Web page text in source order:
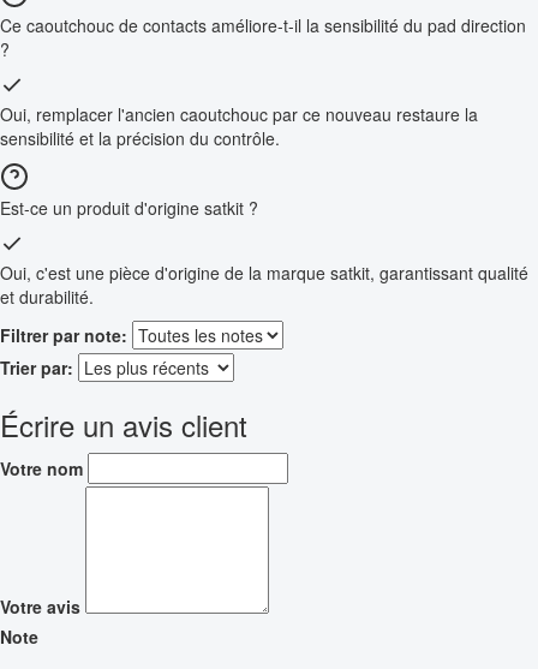
Ce caoutchouc de contacts améliore-t-il la sensibilité du pad direction
?
Oui, remplacer l'ancien caoutchouc par ce nouveau restaure la
sensibilité et la précision du contrôle.
Est-ce un produit d'origine satkit ?
Oui, c'est une pièce d'origine de la marque satkit, garantissant qualité
et durabilité.
Filtrer par note:
Trier par:
Écrire un avis client
Votre nom
Votre avis
Note